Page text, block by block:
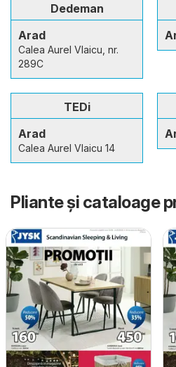
Dedeman
Arad
Calea Aurel Vlaicu, nr.
289C
TEDi
Arad
Calea Aurel Vlaicu 14
Pliante și cataloage